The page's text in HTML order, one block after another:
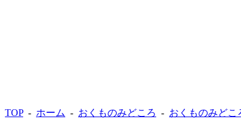
TOP- ホーム - おくものみどころ - おくものみどこ